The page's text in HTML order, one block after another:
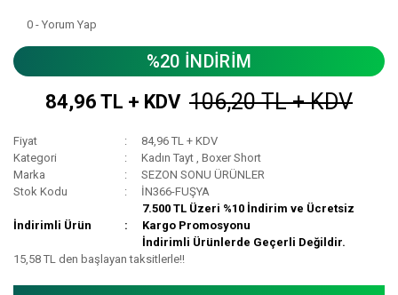
0 - Yorum Yap
%20 İNDİRİM
84,96 TL + KDV 106,20 TL + KDV
Fiyat
84,96 TL + KDV
Kategori
Kadın Tayt ,Boxer Short
Marka
SEZON SONU ÜRÜNLER
Stok Kodu
İN366-FUŞYA
İndirimli Ürün
7.500 TL Üzeri %10 İndirim ve Ücretsiz
Kargo Promosyonu
İndirimli Ürünlerde Geçerli Değildir.
15,58 TL den başlayan taksitlerle!!